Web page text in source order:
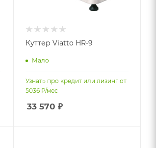
Куттер Viatto HR-9
Мало
Узнать про кредит или лизинг от
5036 Р/мес
33 570 ₽